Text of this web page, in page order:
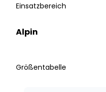
Einsatzbereich
Alpin
Größentabelle